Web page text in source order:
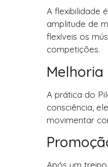
A flexibilidade
amplitude de
flexíveis os
competições.
A prática do
consciência,
movimentar
Após um